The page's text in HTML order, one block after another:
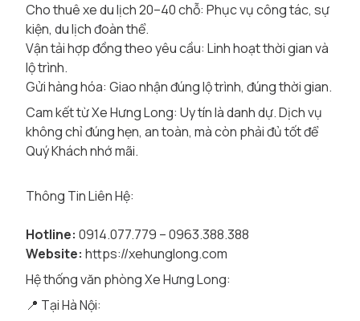
Cho thuê xe du lịch 20–40 chỗ: Phục vụ công tác, sự
kiện, du lịch đoàn thể.
Vận tải hợp đồng theo yêu cầu: Linh hoạt thời gian và
lộ trình.
Gửi hàng hóa: Giao nhận đúng lộ trình, đúng thời gian.
Cam kết từ Xe Hưng Long: Uy tín là danh dự. Dịch vụ
không chỉ đúng hẹn, an toàn, mà còn phải đủ tốt để
Quý Khách nhớ mãi.
Thông Tin Liên Hệ:
Hotline: 0914.077.779 – 0963.388.388
Website: https://xehunglong.com
Hệ thống văn phòng Xe Hưng Long:
📍 Tại Hà Nội: